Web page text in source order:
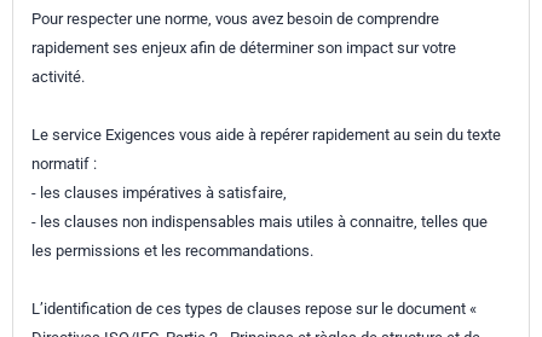
Pour respecter une norme, vous avez besoin de comprendre
rapidement ses enjeux afin de déterminer son impact sur votre
activité.
Le service Exigences vous aide à repérer rapidement au sein du texte
normatif :
- les clauses impératives à satisfaire,
- les clauses non indispensables mais utiles à connaitre, telles que
les permissions et les recommandations.
L’identification de ces types de clauses repose sur le document «